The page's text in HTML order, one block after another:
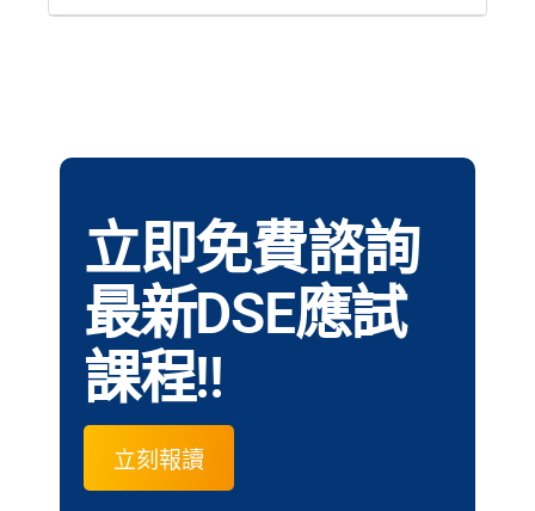
立即免費諮詢
最新DSE應試
課程!!
立刻報讀